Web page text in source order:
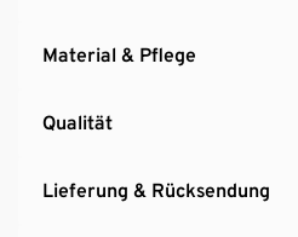
Material & Pflege
Qualität
Lieferung & Rücksendung